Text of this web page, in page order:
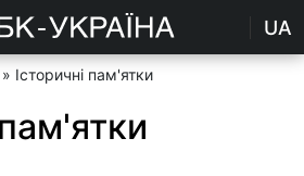
UA
» Історичні пам'ятки